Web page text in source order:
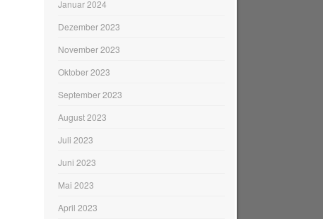
Januar 2024
Dezember 2023
November 2023
Oktober 2023
September 2023
August 2023
Juli 2023
Juni 2023
Mai 2023
April 2023